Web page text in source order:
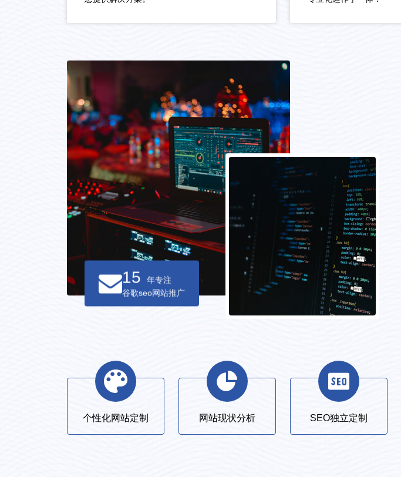
15
年专注
谷歌seo网站推广
个性化网站定制 网站现状分析 SEO独立定制